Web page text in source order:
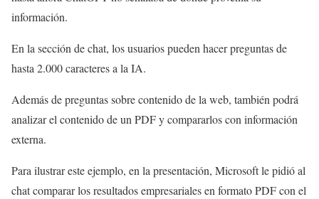
información.
En la sección de chat, los usuarios pueden hacer preguntas de
hasta 2.000 caracteres a la IA.
Además de preguntas sobre contenido de la web, también podrá
analizar el contenido de un PDF y compararlos con información
externa.
Para ilustrar este ejemplo, en la presentación, Microsoft le pidió al
chat comparar los resultados empresariales en formato PDF con el